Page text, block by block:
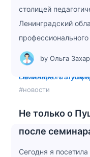
столицей
Ленинградский
byОльга
Не только о Пушкине: размышления после
#новости
Не только о
после
Сегодня я